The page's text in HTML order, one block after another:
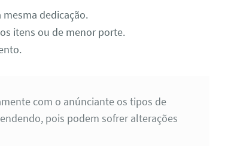
dedicação.
itens ou de menor porte.
com o anúnciante os tipos de
pois podem sofrer alterações